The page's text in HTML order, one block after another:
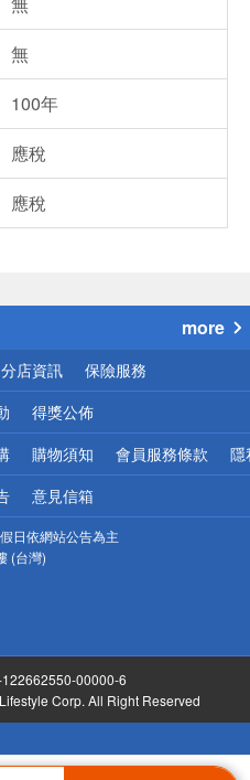
無
100年
應稅
應稅
！
more
分店資訊 保險服務
得獎公佈
購物須知 會員服務條款 隱
意見信箱
日依網站公告為主
(台灣)
00000-6
Corp. All Right Reserved